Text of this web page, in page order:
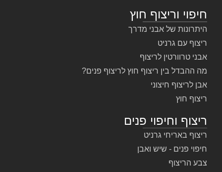
חיפוי וריצוף חוץ
היתרונות של אבני מדרך
ריצוף עם גרניט
אבני טרוורטין לריצוף
מה ההבדל בין ריצוף חוץ לריצוף פנים?
אבן לריצוף חיצוני
ריצוף חוץ
ריצוף וחיפוי פנים
ריצוף באריחי גרניט
חיפוי פנים - שיש ואבן
צבע הריצוף